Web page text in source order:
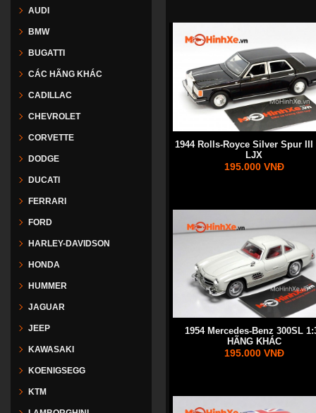
AUDI
BMW
BUGATTI
CÁC HÃNG KHÁC
CADILLAC
CHEVROLET
CORVETTE
DODGE
DUCATI
FERRARI
FORD
HARLEY-DAVIDSON
HONDA
HUMMER
JAGUAR
JEEP
KAWASAKI
KOENIGSEGG
KTM
1944 Rolls-Royce Silver Spur III
LJX
195.000 VNĐ
1954 Mercedes-Benz 300SL
HÃNG KHÁC
195.000 VNĐ